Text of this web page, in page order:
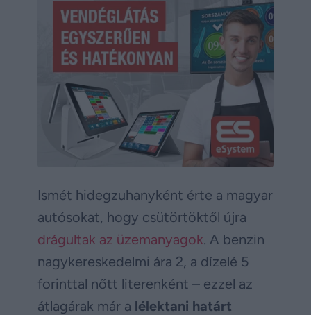
Ismét hidegzuhanyként érte a magyar
autósokat, hogy csütörtöktől újra
drágultak az üzemanyagok. A benzin
nagykereskedelmi ára 2, a dízelé 5
forinttal nőtt literenként – ezzel az
átlagárak már a lélektani határt